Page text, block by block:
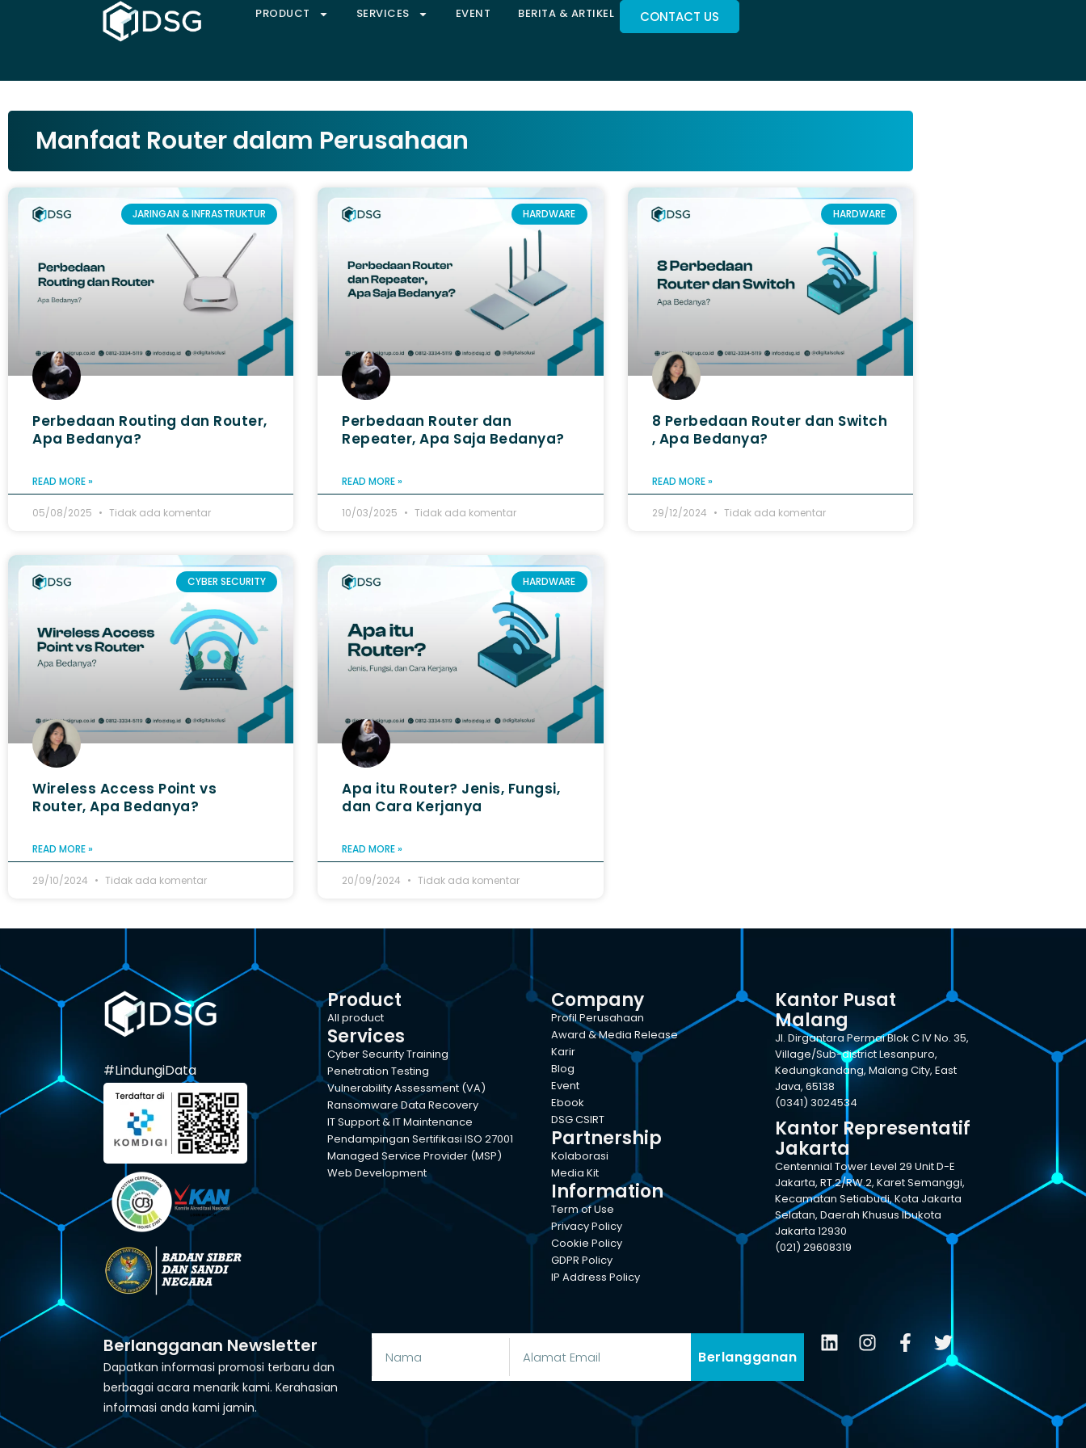
PRODUCT SERVICES EVENT BERITA & ARTIKEL CONTACT US
Manfaat Router dalam Perusahaan
JARINGAN & INFRASTRUKTUR
Perbedaan Routing dan Router,
Apa Bedanya?
READ MORE »
05/08/2025 Tidak ada komentar
HARDWARE
Perbedaan Router dan
Repeater​, Apa Saja Bedanya?
READ MORE »
10/03/2025 Tidak ada komentar
HARDWARE
8 Perbedaan Router dan Switch​
, Apa Bedanya?
READ MORE »
29/12/2024 Tidak ada komentar
CYBER SECURITY
Wireless Access Point vs
Router, Apa Bedanya?
READ MORE »
29/10/2024 Tidak ada komentar
HARDWARE
Apa itu Router? Jenis, Fungsi,
dan Cara Kerjanya
READ MORE »
20/09/2024 Tidak ada komentar
#LindungiData
Product
All product
Services
Cyber Security Training
Penetration Testing
Vulnerability Assessment (VA)
Ransomware Data Recovery
IT Support & IT Maintenance
Pendampingan Sertifikasi ISO 27001
Managed Service Provider (MSP)
Web Development
Company
Profil Perusahaan
Award & Media Release
Karir
Blog
Event
Ebook
DSG CSIRT
Partnership
Kolaborasi
Media Kit
Information
Term of Use
Privacy Policy
Cookie Policy
GDPR Policy
IP Address Policy
Kantor Pusat
Malang
Jl. Dirgantara Permai Blok C IV No. 35,
Village/Sub-district Lesanpuro,
Kedungkandang, Malang City, East
Java, 65138
(0341) 3024534
Kantor Representatif
Jakarta
Centennial Tower Level 29 Unit D-E
Jakarta, RT.2/RW.2, Karet Semanggi,
Kecamatan Setiabudi, Kota Jakarta
Selatan, Daerah Khusus Ibukota
Jakarta 12930
(021) 29608319
Berlangganan Newsletter
Dapatkan informasi promosi terbaru dan
berbagai acara menarik kami. Kerahasian
informasi anda kami jamin.
Berlangganan